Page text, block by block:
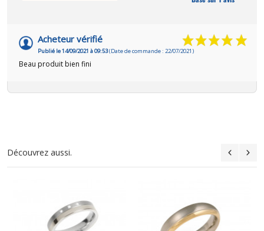
Acheteur vérifié
Publié le 14/09/2021 à 09:53(Date de commande : 22/07/2021)
Beau produit bien fini
Découvrez aussi.